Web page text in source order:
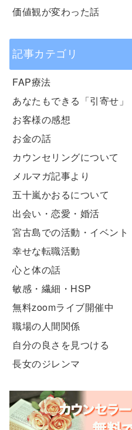
価値観が変わった話
記事カテゴリ
FAP療法
あなたもできる「引寄せ」
お客様の感想
お金の話
カウンセリングについて
メルマガ記事より
五十嵐かおるについて
出会い・恋愛・婚活
宮古島での活動・イベント
幸せな転職活動
心と体の話
敏感・繊細・HSP
無料zoomライブ開催中
職場の人間関係
自分の良さを見つける
長女のジレンマ